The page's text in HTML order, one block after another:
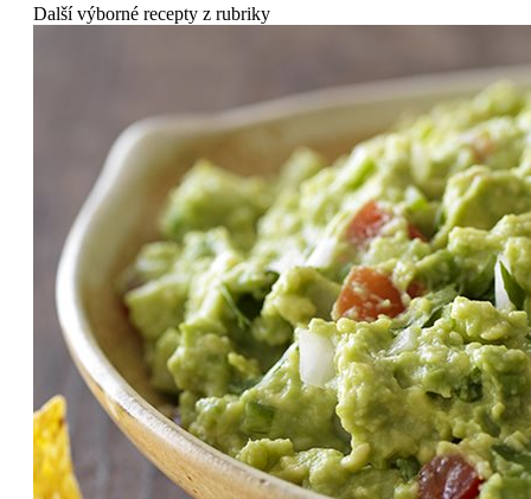
Další výborné recepty z rubriky